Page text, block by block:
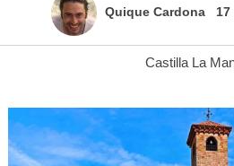
Quique Cardona 17
Castilla La